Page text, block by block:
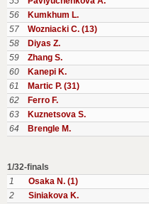
56
Kumkhum L.
57
Wozniacki C. (13)
58
Diyas Z.
59
Zhang S.
60
Kanepi K.
61
Martic P. (31)
62
Ferro F.
63
Kuznetsova S.
64
Brengle M.
1/32-finals
1
Osaka N. (1)
2
Siniakova K.